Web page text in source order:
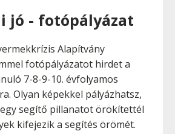
jó - fotópályázat
Alapítvány
fotópályázatot hirdet a
7-8-9-10. évfolyamos
Olyan képekkel pályázhatsz,
segítő pillanatot örökítettél
kifejezik a segítés örömét.